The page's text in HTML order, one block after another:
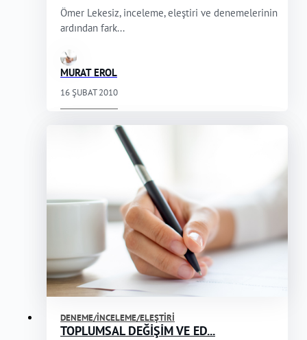
Ömer Lekesiz, inceleme, eleştiri ve denemelerinin
ardından fark...
MURAT EROL
16 ŞUBAT 2010
DENEME/İNCELEME/ELEŞTIRI
TOPLUMSAL DEĞİŞİM VE ED...